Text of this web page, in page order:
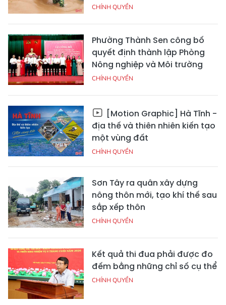
CHÍNH QUYỀN
Phường Thành Sen công bố
quyết định thành lập Phòng
Nông nghiệp và Môi trường
CHÍNH QUYỀN
[Motion Graphic] Hà Tĩnh -
địa thế và thiên nhiên kiến tạo
một vùng đất
CHÍNH QUYỀN
Sơn Tây ra quân xây dựng
nông thôn mới, tạo khí thế sau
sắp xếp thôn
CHÍNH QUYỀN
Kết quả thi đua phải được đo
đếm bằng những chỉ số cụ thể
CHÍNH QUYỀN